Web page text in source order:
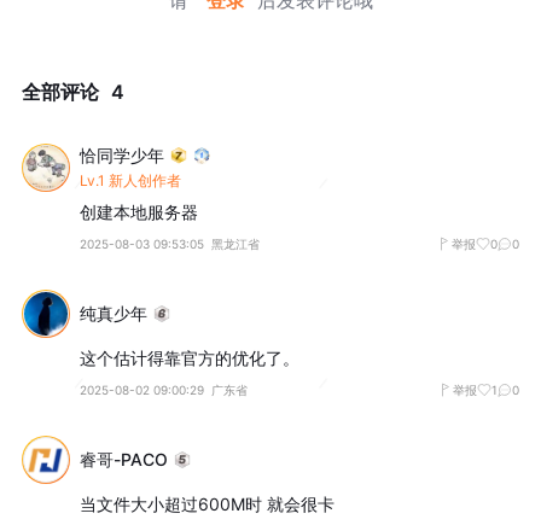
全部评论 4
恰同学少年
Lv.1 新人创作者
创建本地服务器
2025-08-03 09:53:05 黑龙江省 举报 0 0
纯真少年
这个估计得靠官方的优化了。
2025-08-02 09:00:29 广东省 举报 1 0
睿哥-PACO
当文件大小超过600M时 就会很卡